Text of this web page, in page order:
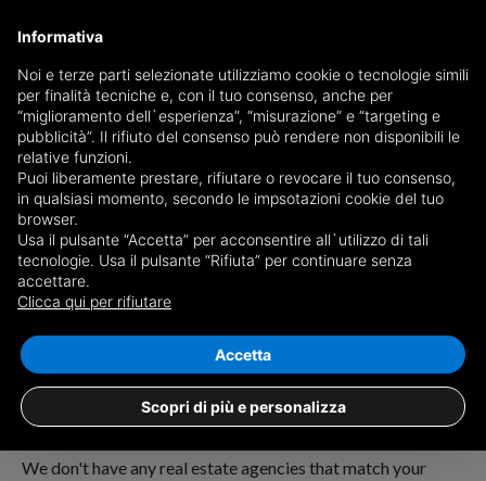
No results forestate agents in Toro
We don't have any real estate agencies that match your
Informativa
Noi e terze parti selezionate utilizziamo cookie o tecnologie simili
per finalità tecniche e, con il tuo consenso, anche per
“miglioramento dell`esperienza”, “misurazione” e “targeting e
pubblicità”. Il rifiuto del consenso può rendere non disponibili le
relative funzioni.
Puoi liberamente prestare, rifiutare o revocare il tuo consenso,
in qualsiasi momento, secondo le impsotazioni cookie del tuo
browser.
Usa il pulsante “Accetta” per acconsentire all`utilizzo di tali
tecnologie. Usa il pulsante “Rifiuta” per continuare senza
accettare.
Clicca qui per rifiutare
Scopri di più e personalizza
Accetta